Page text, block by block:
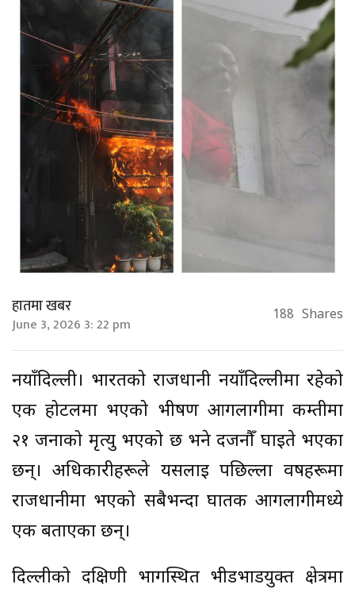
हातमा खबर
June 3, 2026 3: 22 pm 188 Shares
नयाँदिल्ली। भारतको राजधानी नयाँदिल्लीमा रहेको
एक होटलमा भएको भीषण आगलागीमा कम्तीमा
२१ जनाको मृत्यु भएको छ भने दर्जनौँ घाइते भएका
छन्। अधिकारीहरूले यसलाई पछिल्ला वर्षहरूमा
राजधानीमा भएको सबैभन्दा घातक आगलागीमध्ये
एक बताएका छन्।
दिल्लीको दक्षिणी भागस्थित भीडभाडयुक्त क्षेत्रमा